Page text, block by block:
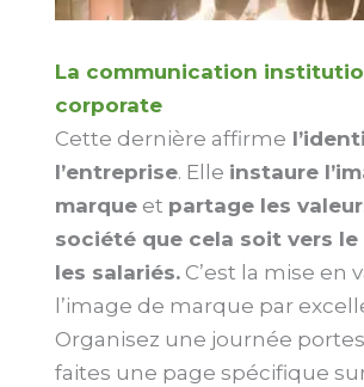
La communication
corporate
Cette dernière affirme
l’entreprise. Elle instaure
marqueet partage les
société que cela soit vers
les salariés.C’est la mise en
l’image de marque par
Organisez une journée
faites une page spécifique